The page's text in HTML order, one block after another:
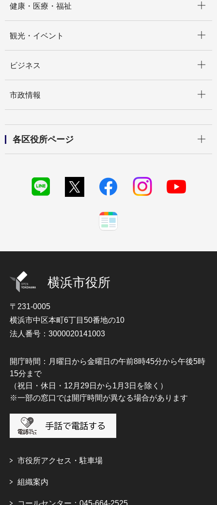
健康・医療・福祉
観光・イベント
ビジネス
市政情報
各区役所ページ
横浜市役所
〒231-0005
横浜市中区本町6丁目50番地の10
法人番号：3000020141003
開庁時間：月曜日から金曜日の午前8時45分から午後5時
15分まで
（祝日・休日・12月29日から1月3日を除く）
※一部の窓口では開庁時間が異なる場合があります
市役所アクセス・駐車場
組織案内
コールセンター：045-664-2525